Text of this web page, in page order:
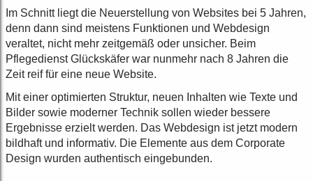
Im Schnitt liegt die Neuerstellung von Websites bei 5 Jahren,
denn dann sind meistens Funktionen und Webdesign
veraltet, nicht mehr zeitgemäß oder unsicher. Beim
Pflegedienst Glückskäfer war nunmehr nach 8 Jahren die
Zeit reif für eine neue Website.
Mit einer optimierten Struktur, neuen Inhalten wie Texte und
Bilder sowie moderner Technik sollen wieder bessere
Ergebnisse erzielt werden. Das Webdesign ist jetzt modern
bildhaft und informativ. Die Elemente aus dem Corporate
Design wurden authentisch eingebunden.